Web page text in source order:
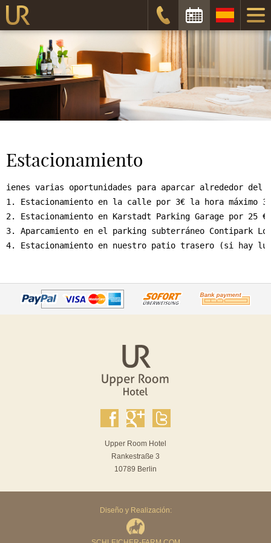
Fecha de Entrada:
Fecha de Salida:
Disponibilidad
Estacionamiento
ienes varias oportunidades para aparcar alrededor del
1. Estacionamiento en la calle por 3€ la hora máximo
2. Estacionamiento en Karstadt Parking Garage por 25
3. Aparcamiento en el parking subterráneo Contipark
4. Estacionamiento en nuestro patio trasero (si hay
Upper Room Hotel
Rankestraße 3
10789 Berlin
Diseño y Realización: